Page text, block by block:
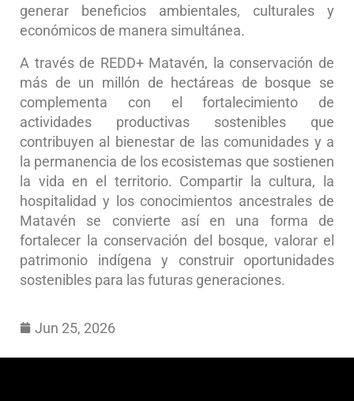
generar beneficios ambientales, culturales y
económicos de manera simultánea.
A través de REDD+ Matavén, la conservación de
más de un millón de hectáreas de bosque se
complementa con el fortalecimiento de
actividades productivas sostenibles que
contribuyen al bienestar de las comunidades y a
la permanencia de los ecosistemas que sostienen
la vida en el territorio. Compartir la cultura, la
hospitalidad y los conocimientos ancestrales de
Matavén se convierte así en una forma de
fortalecer la conservación del bosque, valorar el
patrimonio indígena y construir oportunidades
sostenibles para las futuras generaciones.
Jun 25, 2026